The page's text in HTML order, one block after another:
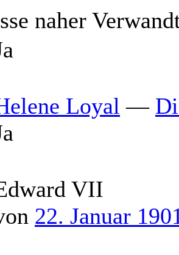
naher
Loyal —
VII
22. Januar